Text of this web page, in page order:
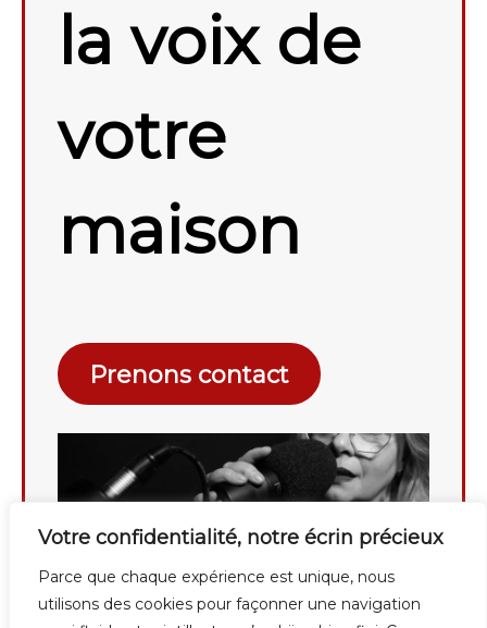
Votre confidentialité, notre écrin précieux
Parce que chaque expérience est unique, nous
utilisons des cookies pour façonner une navigation
la voix de
votre
maison
Prenons contact